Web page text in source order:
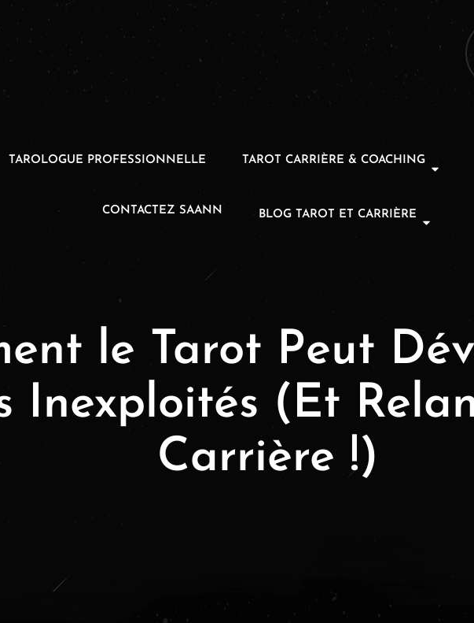
TAROLOGUE PROFESSIONNELLE TAROT CARRIÈRE & COACHING
CONTACTEZ SAANN BLOG TAROT ET CARRIÈRE
le Tarot Peut
Inexploités (Et
Carrière !)